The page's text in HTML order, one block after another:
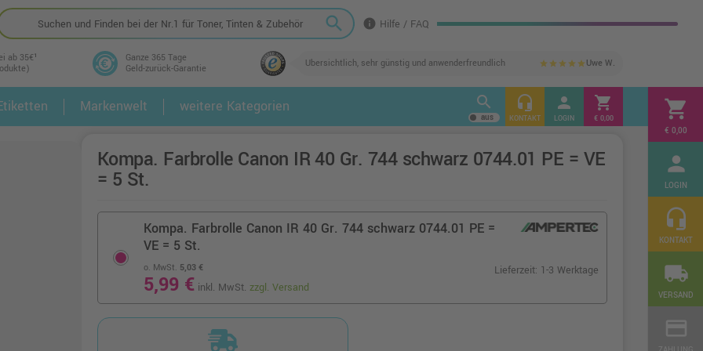
search info Hilfe / FAQ
ab 35€¹
Ganze 365 Tage
Geld-zurück-Garantie
Übersichtlich, sehr günstig und anwenderfreundlich star star star star star Uwe W.
shopping_cart
€ 0,00
person
LOGIN
headset_mic
KONTAKT
local_shipping
VERSAND
2.
Markenwelt weitere Kategorien search headset_mic
KONTAKT
person
LOGIN
shopping_cart
€ 0,00
Kompa. Farbrolle Canon IR 40 Gr. 744 schwarz 0744.01 PE = VE
= 5 St.
Kompa. Farbrolle Canon IR 40 Gr. 744 schwarz 0744.01 PE =
VE = 5 St.
o. MwSt. 5,03 €
5,99 € inkl. MwSt. zzgl. Versand
Lieferzeit: 1-3 Werktage